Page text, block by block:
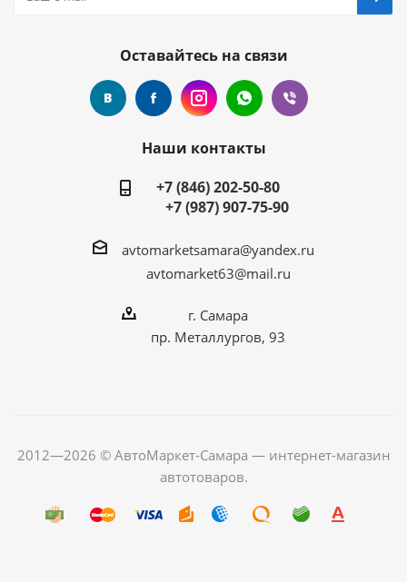
Оставайтесь на связи
Наши контакты
+7 (846) 202-50-80
+7 (987) 907-75-90
avtomarketsamara@yandex.ru
avtomarket63@mail.ru
г. Самара
пр. Металлургов, 93
2012—2026 © АвтоМаркет-Самара — интернет-магазин
автотоваров.